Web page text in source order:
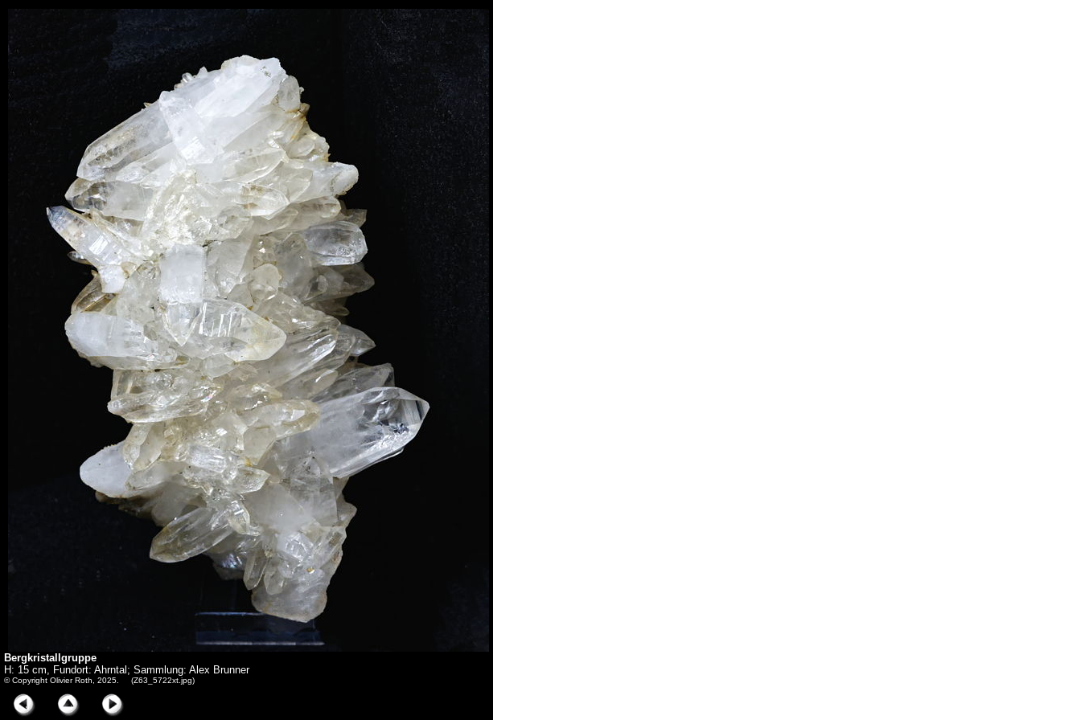
Bergkristallgruppe
H: 15 cm, Fundort: Ahrntal; Sammlung: Alex Brunner
© Copyright Olivier Roth, 2025. (Z63_5722xt.jpg)